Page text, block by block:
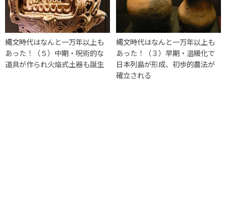
縄文時代はなんと一万年以上も
あった！（５）中期・呪術的な
道具が作られ火焔式土器も誕生
縄文時代はなんと一万年以上も
あった！（３）早期・温暖化で
日本列島が形成、初歩的農法が
確立される